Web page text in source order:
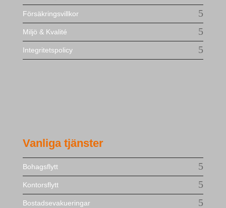
Försäkringsvillkor
Miljö & Kvalité
Integritetspolicy
Vanliga tjänster
Bohagsflytt
Kontorsflytt
Bostadsevakueringar